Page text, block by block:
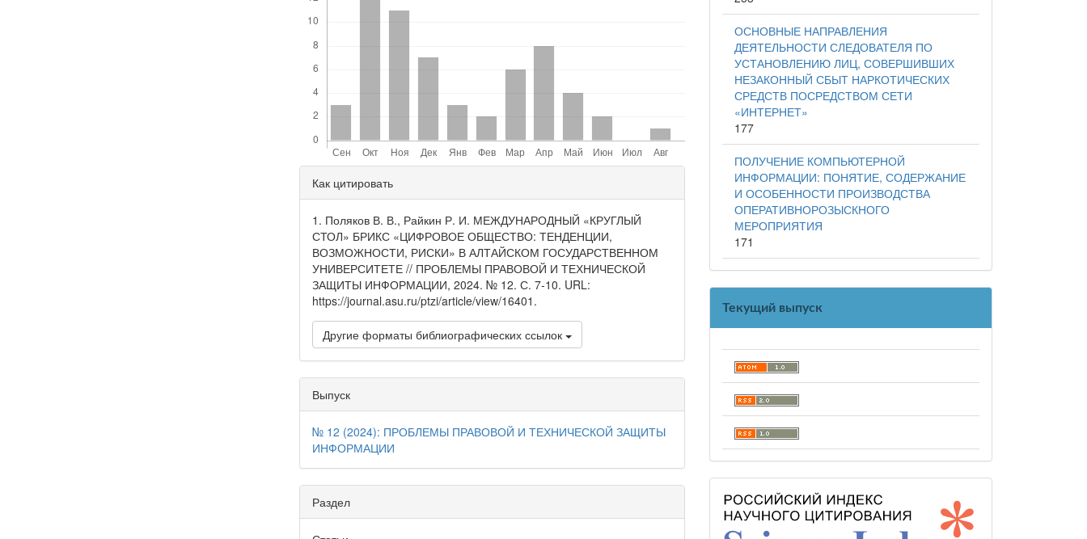
Детали
статьи
Как цитировать
1. Поляков В. В., Райкин Р. И. МЕЖДУНАРОДНЫЙ «КРУГЛЫЙ
СТОЛ» БРИКС «ЦИФРОВОЕ ОБЩЕСТВО: ТЕНДЕНЦИИ,
ВОЗМОЖНОСТИ, РИСКИ» В АЛТАЙСКОМ ГОСУДАРСТВЕННОМ
УНИВЕРСИТЕТЕ // ПРОБЛЕМЫ ПРАВОВОЙ И ТЕХНИЧЕСКОЙ
ЗАЩИТЫ ИНФОРМАЦИИ, 2024. № 12. С. 7-10. URL:
https://journal.asu.ru/ptzi/article/view/16401.
Другие форматы библиографических ссылок
Выпуск
№ 12 (2024): ПРОБЛЕМЫ ПРАВОВОЙ И ТЕХНИЧЕСКОЙ ЗАЩИТЫ
ИНФОРМАЦИИ
Раздел
ОСНОВНЫЕ НАПРАВЛЕНИЯ
ДЕЯТЕЛЬНОСТИ СЛЕДОВАТЕЛЯ ПО
УСТАНОВЛЕНИЮ ЛИЦ, СОВЕРШИВШИХ
НЕЗАКОННЫЙ СБЫТ НАРКОТИЧЕСКИХ
СРЕДСТВ ПОСРЕДСТВОМ СЕТИ
«ИНТЕРНЕТ»
177
ПОЛУЧЕНИЕ КОМПЬЮТЕРНОЙ
ИНФОРМАЦИИ: ПОНЯТИЕ, СОДЕРЖАНИЕ
И ОСОБЕННОСТИ ПРОИЗВОДСТВА
ОПЕРАТИВНОРОЗЫСКНОГО
МЕРОПРИЯТИЯ
171
Текущий выпуск